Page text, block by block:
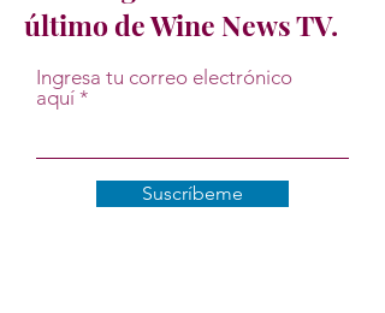
último de Wine News TV.
Ingresa tu correo electrónico
aquí
Suscríbeme